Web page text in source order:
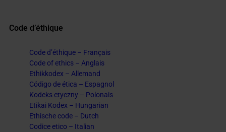
Code d’éthique
Code d’éthique – Français
Code of ethics – Anglais
Ethikkodex – Allemand
Código de ética – Espagnol
Kodeks etyczny – Polonais
Etikai Kodex – Hungarian
Ethische code – Dutch
Codice etico – Italian